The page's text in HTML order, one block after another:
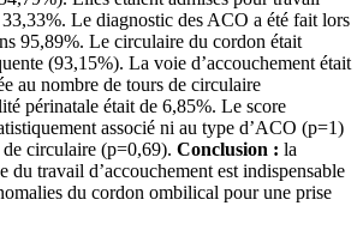
33,33%. Le diagnostic des ACO a été fait lors
95,89%. Le circulaire du cordon était
(93,15%). La voie d’accouchement était
au nombre de tours de circulaire
périnatale était de 6,85%. Le score
associé ni au type d’ACO (p=1)
circulaire (p=0,69). Conclusion : la
du travail d’accouchement est indispensable
du cordon ombilical pour une prise